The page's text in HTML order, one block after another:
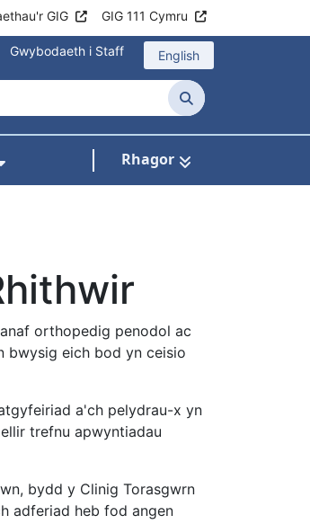
GIG GIG 111 Cymru
Gwybodaeth i Staff English
Chwilio
Rhagor
orthopedig penodol ac
bwysig eich bod yn ceisio
a'ch pelydrau-x yn
trefnu apwyntiadau
bydd y Clinig Torasgwrn
adferiad heb fod angen